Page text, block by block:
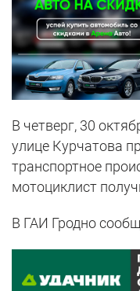
В четверг, 30
улице Курчатова
транспортное
мотоциклист
В ГАИ Гродно